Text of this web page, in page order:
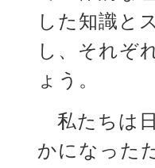
した知識と
し、それぞ
ょう。
私たちは
かになった